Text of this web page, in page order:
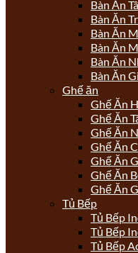
Bàn Ăn
Bàn Ăn
Bàn Ăn
Bàn Ăn
Bàn Ăn
Bàn Ăn
Ghế ăn
Ghế Ăn
Ghế Ăn
Ghế Ăn
Ghế Ăn
Ghế Ăn
Ghế Ăn
Ghế Ăn
Tủ Bếp
Tủ Bếp
Tủ Bếp
Tủ Bếp